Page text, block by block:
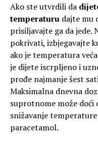
Ako ste utvrdili da
temperaturu dajte mu
prisiljavajte ga da jede.
pokrivati, izbjegavajte
ako je temperatura
je dijete iscrpljeno i
prođe najmanje šest
Maksimalna dnevna
suprotnome može doći
snižavanje
paracetamol.